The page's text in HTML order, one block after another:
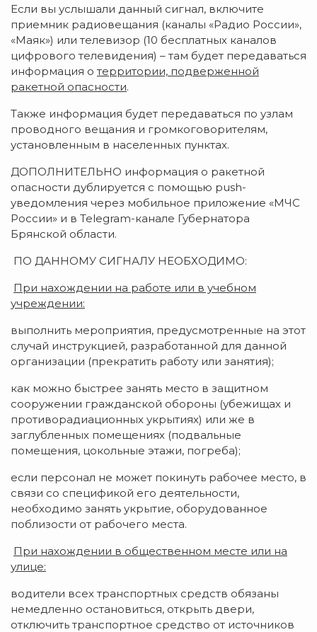
Если вы услышали данный сигнал, включите
приемник радиовещания (каналы «Радио России»,
«Маяк») или телевизор (10 бесплатных каналов
цифрового телевидения) – там будет передаваться
информация о территории, подверженной
ракетной опасности.
Также информация будет передаваться по узлам
проводного вещания и громкоговорителям,
установленным в населенных пунктах.
ДОПОЛНИТЕЛЬНО информация о ракетной
опасности дублируется с помощью push-
уведомления через мобильное приложение «МЧС
России» и в Telegram-канале Губернатора
Брянской области.
ПО ДАННОМУ СИГНАЛУ НЕОБХОДИМО:
При нахождении на работе или в учебном
учреждении:
выполнить мероприятия, предусмотренные на этот
случай инструкцией, разработанной для данной
организации (прекратить работу или занятия);
как можно быстрее занять место в защитном
сооружении гражданской обороны (убежищах и
противорадиационных укрытиях) или же в
заглубленных помещениях (подвальные
помещения, цокольные этажи, погреба);
если персонал не может покинуть рабочее место, в
связи со спецификой его деятельности,
необходимо занять укрытие, оборудованное
поблизости от рабочего места.
При нахождении в общественном месте или на
улице:
водители всех транспортных средств обязаны
немедленно остановиться, открыть двери,
отключить транспортное средство от источников